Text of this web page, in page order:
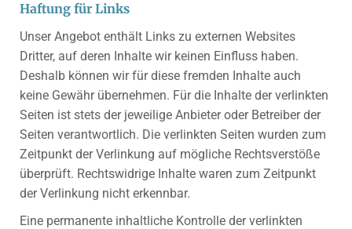
Haftung für Links
Unser Angebot enthält Links zu externen Websites
Dritter, auf deren Inhalte wir keinen Einfluss haben.
Deshalb können wir für diese fremden Inhalte auch
keine Gewähr übernehmen. Für die Inhalte der verlinkten
Seiten ist stets der jeweilige Anbieter oder Betreiber der
Seiten verantwortlich. Die verlinkten Seiten wurden zum
Zeitpunkt der Verlinkung auf mögliche Rechtsverstöße
überprüft. Rechtswidrige Inhalte waren zum Zeitpunkt
der Verlinkung nicht erkennbar.
Eine permanente inhaltliche Kontrolle der verlinkten